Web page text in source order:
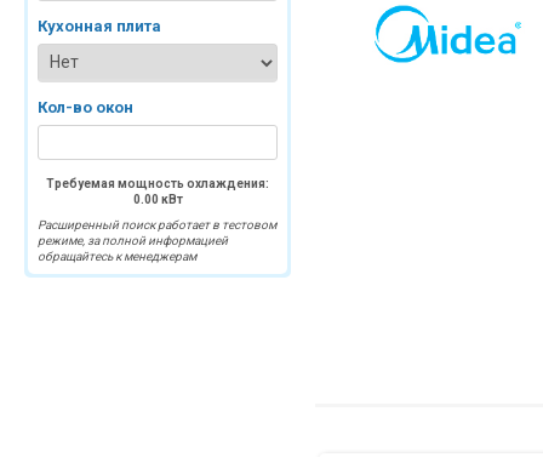
Кухонная плита
Кол-во окон
Требуемая мощность охлаждения:
0.00 кВт
Расширенный поиск работает в тестовом
режиме, за полной информацией
обращайтесь к менеджерам